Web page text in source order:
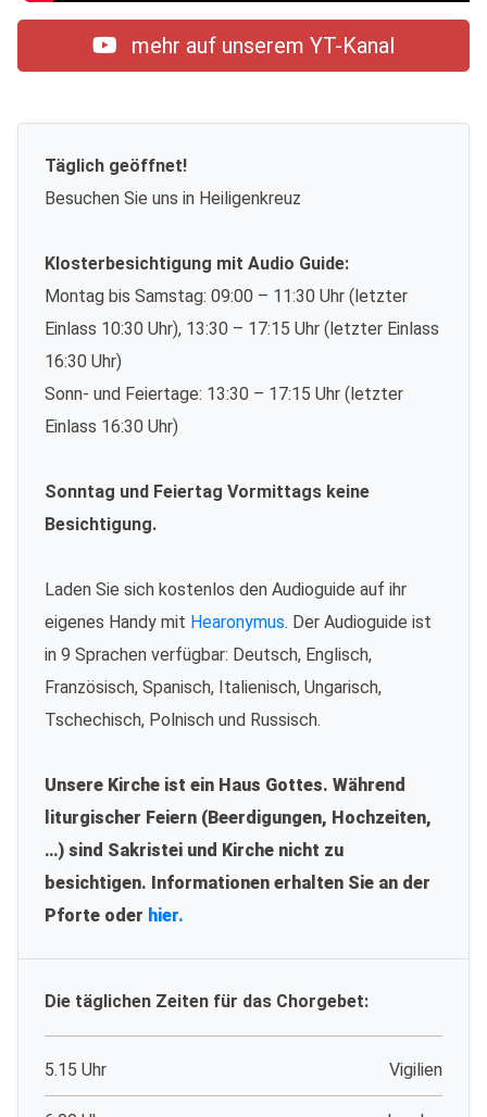
mehr auf unserem YT-Kanal
Täglich geöffnet!
Besuchen Sie uns in Heiligenkreuz
Klosterbesichtigung mit Audio Guide:
Montag bis Samstag: 09:00 – 11:30 Uhr (letzter
Einlass 10:30 Uhr), 13:30 – 17:15 Uhr (letzter Einlass
16:30 Uhr)
Sonn- und Feiertage: 13:30 – 17:15 Uhr (letzter
Einlass 16:30 Uhr)
Sonntag und Feiertag Vormittags keine
Besichtigung.
Laden Sie sich kostenlos den Audioguide auf ihr
eigenes Handy mit Hearonymus. Der Audioguide ist
in 9 Sprachen verfügbar: Deutsch, Englisch,
Französisch, Spanisch, Italienisch, Ungarisch,
Tschechisch, Polnisch und Russisch.
Unsere Kirche ist ein Haus Gottes. Während
liturgischer Feiern (Beerdigungen, Hochzeiten,
…) sind Sakristei und Kirche nicht zu
besichtigen. Informationen erhalten Sie an der
Pforte oder hier.
Die täglichen Zeiten für das Chorgebet:
5.15 Uhr Vigilien